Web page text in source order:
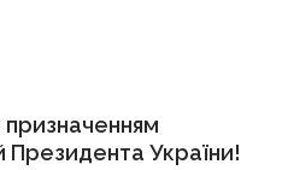
призначенням
Президента України!